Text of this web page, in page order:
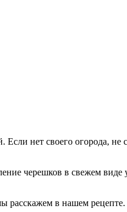
нет своего огорода, не
черешков в свежем
расскажем в нашем рецепте.